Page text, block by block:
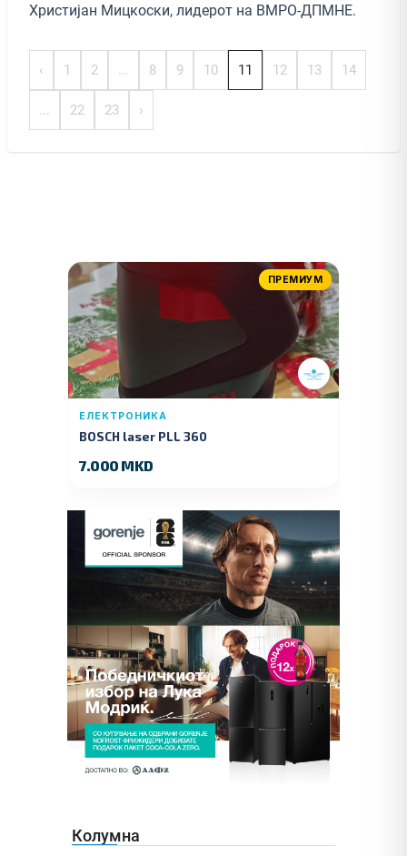
Христијан Мицкоски, лидерот на ВМРО-ДПМНЕ.
‹ 1 2 ... 8 9 10 11 12 13 14
... 22 23 ›
ПРЕМИУМ
ЕЛЕКТРОНИКА
BOSCH laser PLL 360
7.000 MKD
Колумна